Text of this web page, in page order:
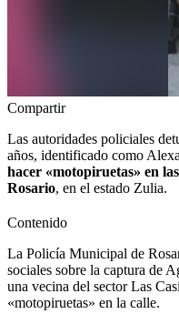
Compartir
Las autoridades policiales
años, identificado como
hacer «motopiruetas» en
Rosario, en el estado Zulia.
Contenido
La Policía Municipal de
sociales sobre la captura de
una vecina del sector Las
«motopiruetas» en la calle.